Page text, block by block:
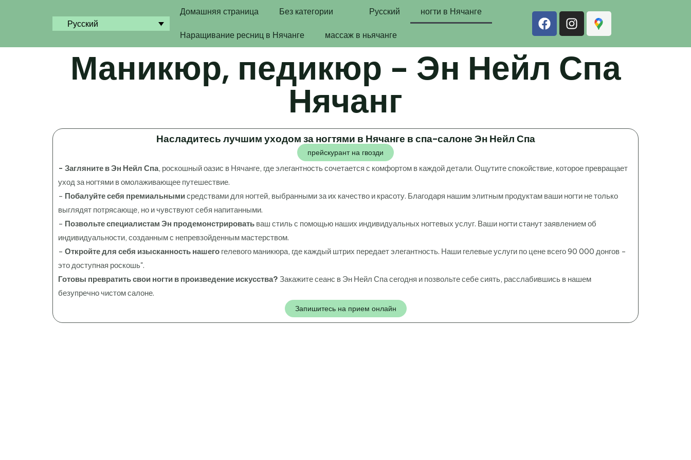
Русский
Домашняя страница Без категории Русский ногти в Нячанге
Наращивание ресниц в Нячанге массаж в ньячанге
F
a
c
b
o
I
n
s
t
a
g
Маникюр, педикюр - Эн Нейл Спа
Нячанг
Насладитесь лучшим уходом за ногтями в Нячанге в спа-салоне Эн Нейл Спа
прейскурант на гвозди
- Загляните в Эн Нейл Спа, роскошный оазис в Нячанге, где элегантность сочетается с комфортом в каждой детали. Ощутите спокойствие, которое превращает
уход за ногтями в омолаживающее путешествие.
- Побалуйте себя премиальнымисредствами для ногтей, выбранными за их качество и красоту. Благодаря нашим элитным продуктам ваши ногти не только
выглядят потрясающе, но и чувствуют себя напитанными.
- Позвольте специалистам Эн продемонстрировать ваш стиль с помощью наших индивидуальных ногтевых услуг. Ваши ногти станут заявлением об
индивидуальности, созданным с непревзойденным мастерством.
- Откройте для себя изысканность нашего гелевого маникюра, где каждый штрих передает элегантность. Наши гелевые услуги по цене всего 90 000 донгов -
это доступная роскошь".
Готовы превратить свои ногти в произведение искусства? Закажите сеанс в Эн Нейл Спа сегодня и позвольте себе сиять, расслабившись в нашем
безупречно чистом салоне.
Запишитесь на прием онлайн